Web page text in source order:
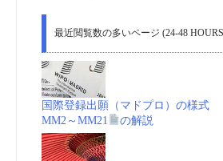
最近閲覧数の多いページ (24-48
国際登録出願（マドプロ）の様式
MM2～MM21
の解説